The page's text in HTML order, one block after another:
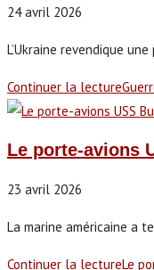
24 avril 2026
L’Ukraine revendique
Continuer la lecture
Le porte-avions
23 avril 2026
La marine américaine a
Continuer la lectureLe